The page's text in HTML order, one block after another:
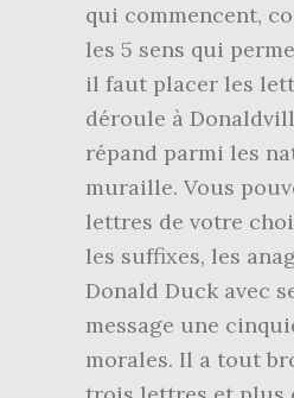
qui commencent,
les 5 sens qui
il faut placer les
déroule à
répand parmi les
muraille. Vous
lettres de votre
les suffixes, les
Donald Duck avec
message une
morales. Il a tout